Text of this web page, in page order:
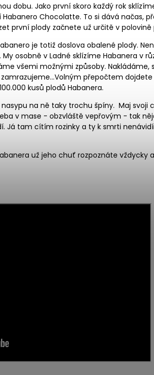
dobu. Jako první skoro každý rok
Chocolatte. To si dává načas,
první plody začnete už určitě v polovině
je totiž doslova obalené plody.
osobně v Ladné sklízíme Habanera v
všemi možnými způsoby.
přepočtem
kusů plodů Habanera.
na ně taky trochu špíny. Maj svoji
v mase - obzvláště vepřovým - tak
Já tam cítím rozinky a ty k smrti
už jeho chuť rozpoznáte vždycky